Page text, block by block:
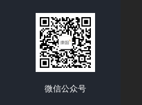
微信公众号